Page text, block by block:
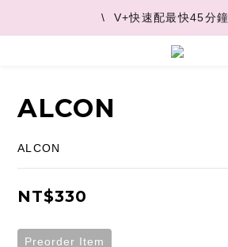
\  V+快速配最快45分
\  V+快速配最快45分
\  推薦好友 領取購物
ALCON
ALCON
NT$330
Preorder Item